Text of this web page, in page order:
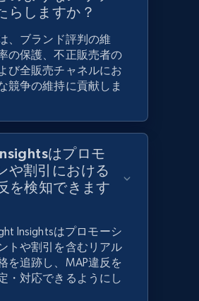
らしますか？
、ブランド評判の維
の保護、不正販売者の
び全販売チャネルにお
競争の維持に貢献しま
はプロモ
や割引における
を検知できます
Insightsはプロモーシ
トや割引を含むリアル
を追跡し、MAP違反を
・対応できるようにし